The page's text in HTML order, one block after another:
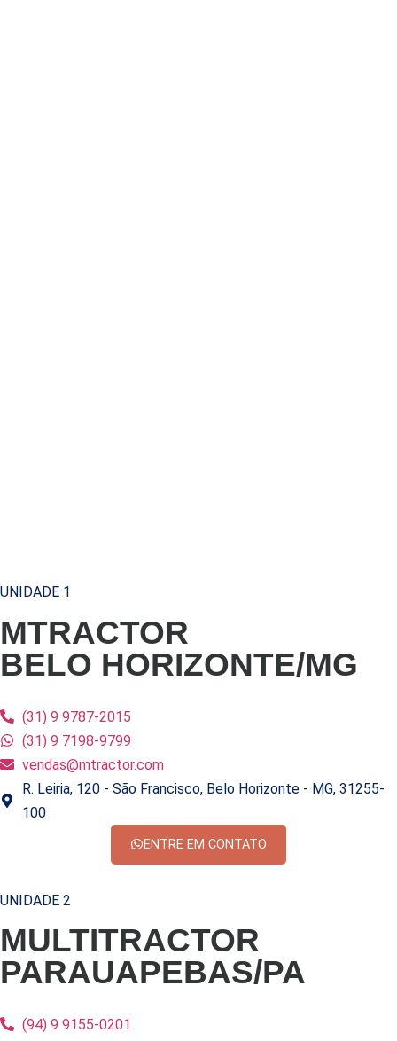
UNIDADE 1
MTRACTOR
BELO HORIZONTE/MG
(31) 9 9787-2015
(31) 9 7198-9799
vendas@mtractor.com
R. Leiria, 120 - São Francisco, Belo Horizonte - MG, 31255-
100
ENTRE EM CONTATO
UNIDADE 2
MULTITRACTOR
PARAUAPEBAS/PA
(94) 9 9155-0201